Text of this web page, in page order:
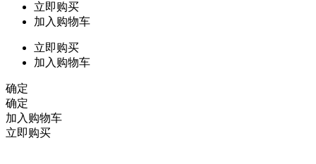
立即购买
加入购物车
立即购买
加入购物车
确定
确定
加入购物车
立即购买